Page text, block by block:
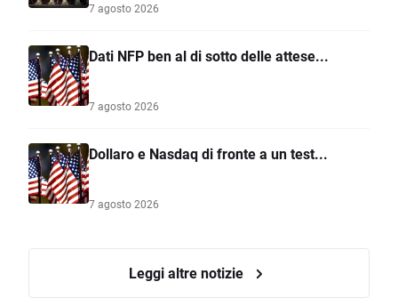
7 agosto 2026
Dati NFP ben al di sotto delle attese...
7 agosto 2026
Dollaro e Nasdaq di fronte a un test...
7 agosto 2026
Leggi altre notizie